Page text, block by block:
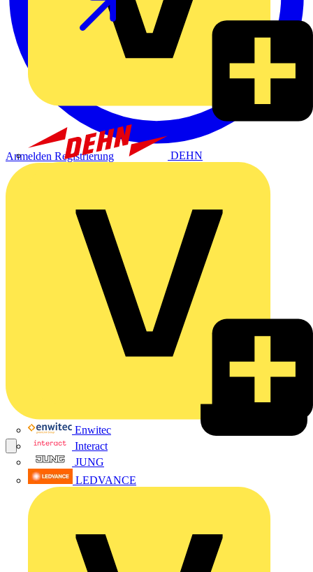
DEHN
Enwitec
Interact
JUNG
LEDVANCE
Anmelden Registrierung